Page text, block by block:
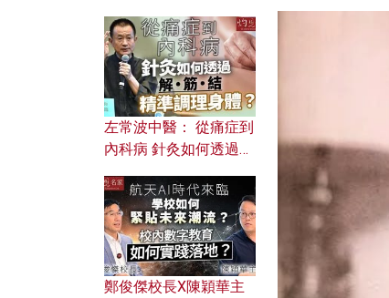
的七情六欲？
左常波中醫： 從痛症到
內科病 針灸如何透過解
鄭俊傑校長X陳穎華主